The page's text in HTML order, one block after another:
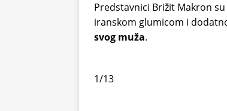
Predstavnici Brižit Makron su
iranskom glumicom i
svog muža.
1/13